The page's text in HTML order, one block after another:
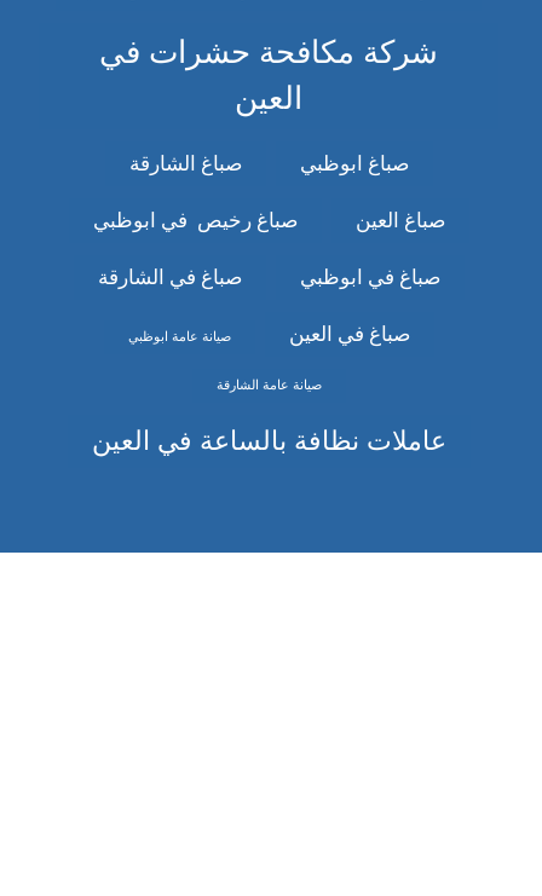
شركة مكافحة حشرات في
العين
صباغ ابوظبي صباغ الشارقة
صباغ العين صباغ رخيص في ابوظبي
صباغ في ابوظبي صباغ في الشارقة
صباغ في العين صيانة عامة ابوظبي
صيانة عامة الشارقة
عاملات نظافة بالساعة في العين